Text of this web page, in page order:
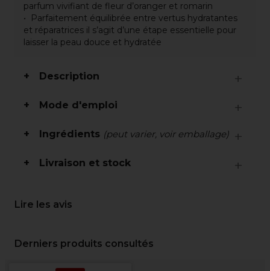
parfum vivifiant de fleur d’oranger et romarin
Parfaitement équilibrée entre vertus hydratantes
et réparatrices il s’agit d’une étape essentielle pour
laisser la peau douce et hydratée
Description
Mode d'emploi
Ingrédients (peut varier, voir emballage)
Livraison et stock
Lire les avis
Derniers produits consultés